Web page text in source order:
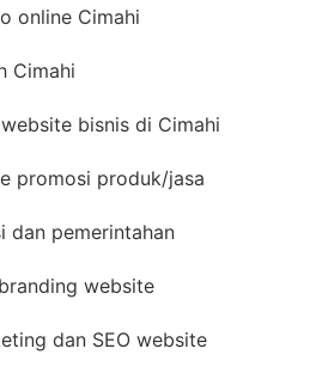
online Cimahi
Cimahi
bisnis di Cimahi
promosi produk/jasa
dan pemerintahan
website
dan SEO website